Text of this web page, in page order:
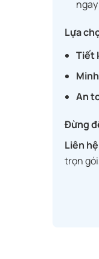
Lựa
Tiết
An
Đừng
Liên
trọn